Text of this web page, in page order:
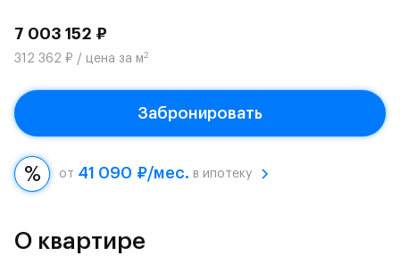
7 003 152 ₽
312 362 ₽ / цена за м2
Забронировать
от 41 090 ₽/мес. в ипотеку
О квартире